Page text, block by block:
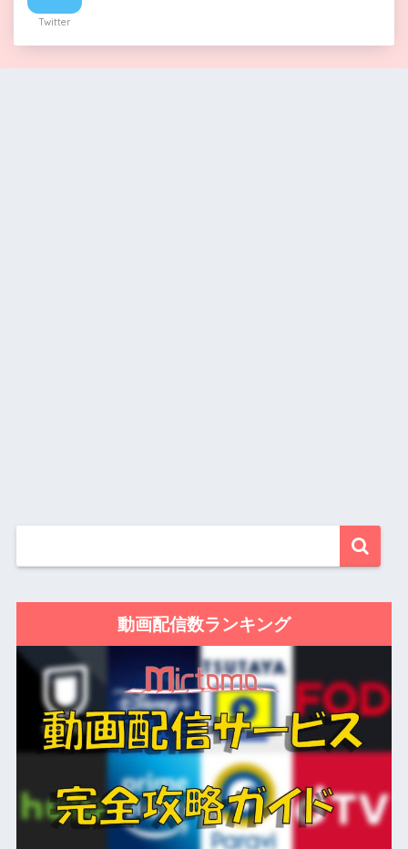
Twitter
動画配信数ランキング